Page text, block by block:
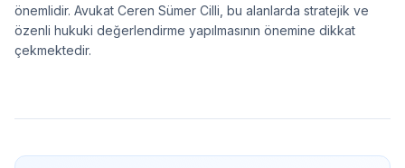
önemlidir. Avukat Ceren Sümer Cilli, bu alanlarda stratejik ve
özenli hukuki değerlendirme yapılmasının önemine dikkat
çekmektedir.